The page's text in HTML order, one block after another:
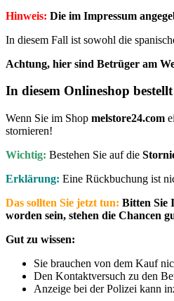
Hinweis: Die im Impressum
In diesem Fall ist sowohl die
Achtung, hier sind Betrüger am
In diesem Onlineshop
Wenn Sie im Shop melstore24.com
stornieren!
Wichtig: Bestehen Sie auf die
Erklärung: Eine Rückbuchung ist
Das sollten Sie jetzt tun: Bitten Sie
worden sein, stehen die Chancen
Gut zu wissen:
Sie brauchen von dem Kauf
Den Kontaktversuch zu den
Anzeige bei der Polizei kann